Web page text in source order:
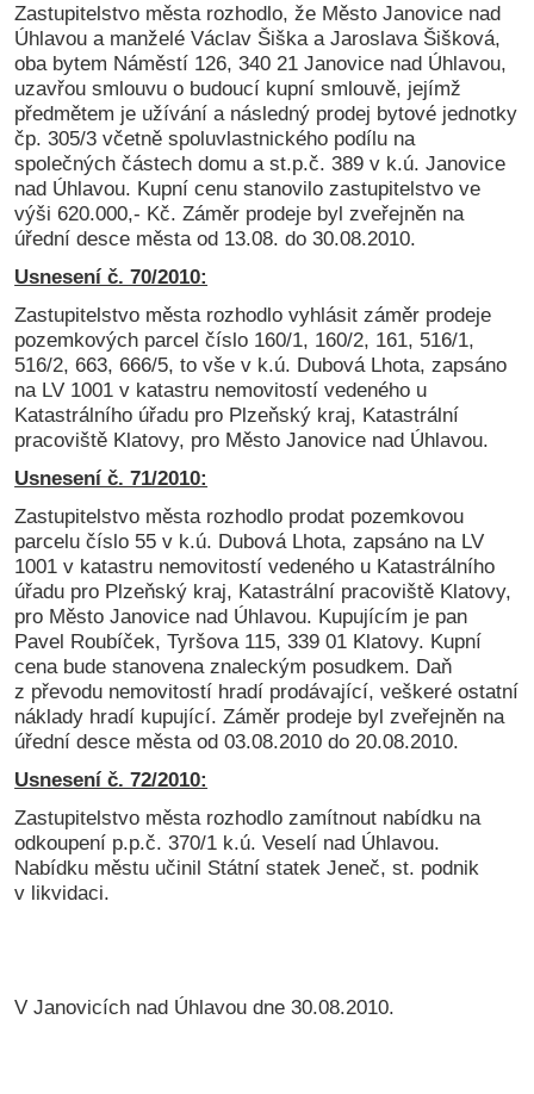
Zastupitelstvo města rozhodlo, že Město Janovice nad
Úhlavou a manželé Václav Šiška a Jaroslava Šišková,
oba bytem Náměstí 126, 340 21 Janovice nad Úhlavou,
uzavřou smlouvu o budoucí kupní smlouvě, jejímž
předmětem je užívání a následný prodej bytové jednotky
čp. 305/3 včetně spoluvlastnického podílu na
společných částech domu a st.p.č. 389 v k.ú. Janovice
nad Úhlavou. Kupní cenu stanovilo zastupitelstvo ve
výši 620.000,- Kč. Záměr prodeje byl zveřejněn na
úřední desce města od 13.08. do 30.08.2010.
Usnesení č. 70/2010:
Zastupitelstvo města rozhodlo vyhlásit záměr prodeje
pozemkových parcel číslo 160/1, 160/2, 161, 516/1,
516/2, 663, 666/5, to vše v k.ú. Dubová Lhota, zapsáno
na LV 1001 v katastru nemovitostí vedeného u
Katastrálního úřadu pro Plzeňský kraj, Katastrální
pracoviště Klatovy, pro Město Janovice nad Úhlavou.
Usnesení č. 71/2010:
Zastupitelstvo města rozhodlo prodat pozemkovou
parcelu číslo 55 v k.ú. Dubová Lhota, zapsáno na LV
1001 v katastru nemovitostí vedeného u Katastrálního
úřadu pro Plzeňský kraj, Katastrální pracoviště Klatovy,
pro Město Janovice nad Úhlavou. Kupujícím je pan
Pavel Roubíček, Tyršova 115, 339 01 Klatovy. Kupní
cena bude stanovena znaleckým posudkem. Daň
z převodu nemovitostí hradí prodávající, veškeré ostatní
náklady hradí kupující. Záměr prodeje byl zveřejněn na
úřední desce města od 03.08.2010 do 20.08.2010.
Usnesení č. 72/2010:
Zastupitelstvo města rozhodlo zamítnout nabídku na
odkoupení p.p.č. 370/1 k.ú. Veselí nad Úhlavou.
Nabídku městu učinil Státní statek Jeneč, st. podnik
v likvidaci.
V Janovicích nad Úhlavou dne 30.08.2010.